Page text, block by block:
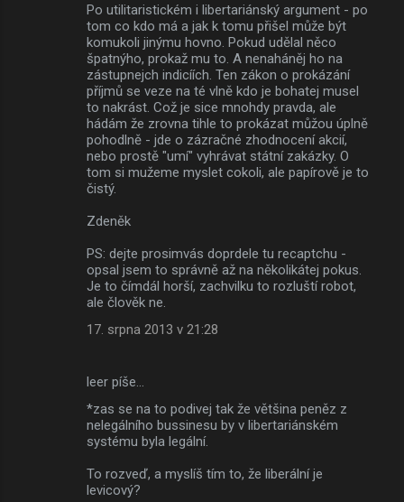
Po utilitaristickém i libertariánský argument - po
tom co kdo má a jak k tomu přišel může být
komukoli jinýmu hovno. Pokud udělal něco
špatnýho, prokaž mu to. A nenaháněj ho na
zástupnejch indicíích. Ten zákon o prokázání
příjmů se veze na té vlně kdo je bohatej musel
to nakrást. Což je sice mnohdy pravda, ale
hádám že zrovna tihle to prokázat můžou úplně
pohodlně - jde o zázračné zhodnocení akcií,
nebo prostě "umí" vyhrávat státní zakázky. O
tom si mužeme myslet cokoli, ale papírově je to
čistý.
Zdeněk
PS: dejte prosimvás doprdele tu recaptchu -
opsal jsem to správně až na několikátej pokus.
Je to čímdál horší, zachvilku to rozluští robot,
ale člověk ne.
17. srpna 2013 v 21:28
leer píše…
*zas se na to podivej tak že většina peněz z
nelegálního bussinesu by v libertariánském
systému byla legální.
To rozveď, a myslíš tím to, že liberální je
levicový?